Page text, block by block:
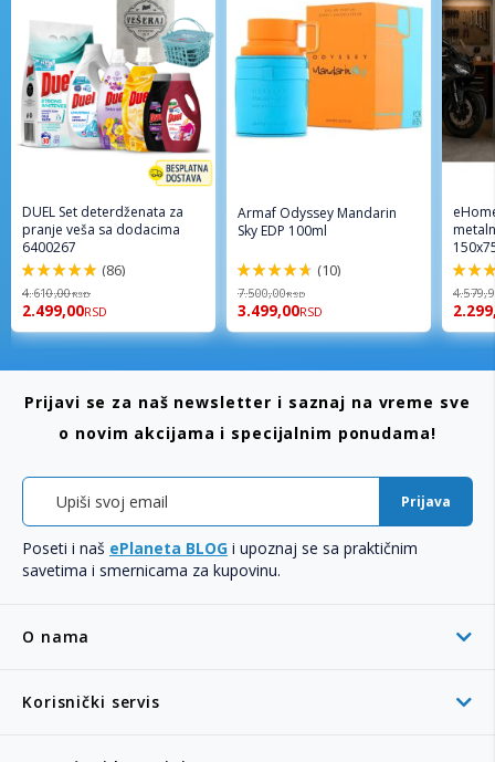
DUEL Set deterdženata za
pranje veša sa dodacima
6400267
98%
(86)
4.610,00RSD
2.499,00RSD
Armaf Odyssey Mandarin
Sky EDP 100ml
94%
(10)
7.500,00RSD
3.499,00RSD
96%
O nama
Korisnički servis
Prijavi se za naš newsletter i saznaj na vreme sve
o novim akcijama i specijalnim ponudama!
Prijava
Poseti i naš ePlaneta BLOG i upoznaj se sa praktičnim
savetima i smernicama za kupovinu.